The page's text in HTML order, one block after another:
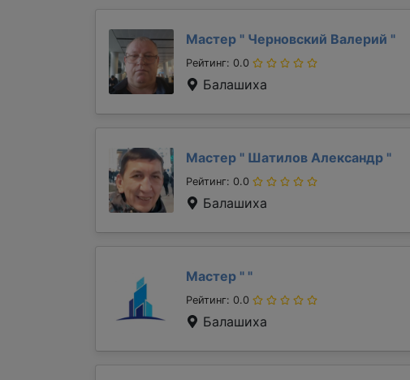
Мастер " Черновский Валерий "
Рейтинг: 0.0
Балашиха
Мастер " Шатилов Александр "
Рейтинг: 0.0
Балашиха
Мастер " "
Рейтинг: 0.0
Балашиха